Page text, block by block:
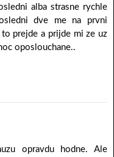
alba strasne rychle
dve me na prvni
prejde a prijde mi ze uz
oposlouchane..
opravdu hodne. Ale